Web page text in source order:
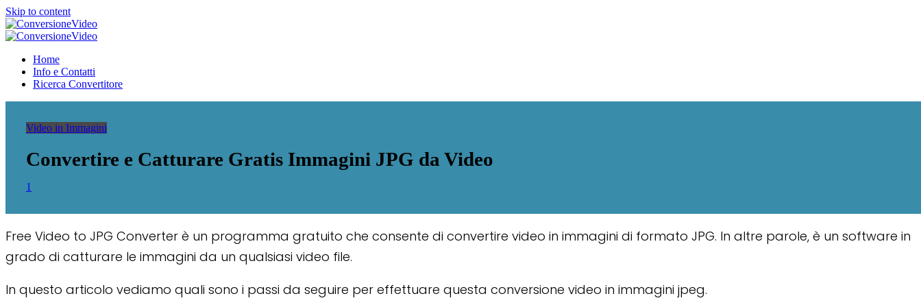
Skip to content
ConversioneVideo
Video Converter Software Offline App
Home
Info e Contatti
Ricerca Convertitore
Video in Immagini
Convertire e Catturare Gratis Immagini JPG da Video
1
Free Video to JPG Converter è un programma gratuito che consente di convertire video in immagini di formato JPG. In altre parole, è un software in
grado di catturare le immagini da un qualsiasi video file.
In questo articolo vediamo quali sono i passi da seguire per effettuare questa conversione video in immagini jpeg.